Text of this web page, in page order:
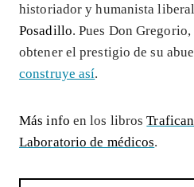
historiador y humanista
Posadillo. Pues Don
obtener el prestigio de su
construye así.
Más info en los libros
Laboratorio de médicos.